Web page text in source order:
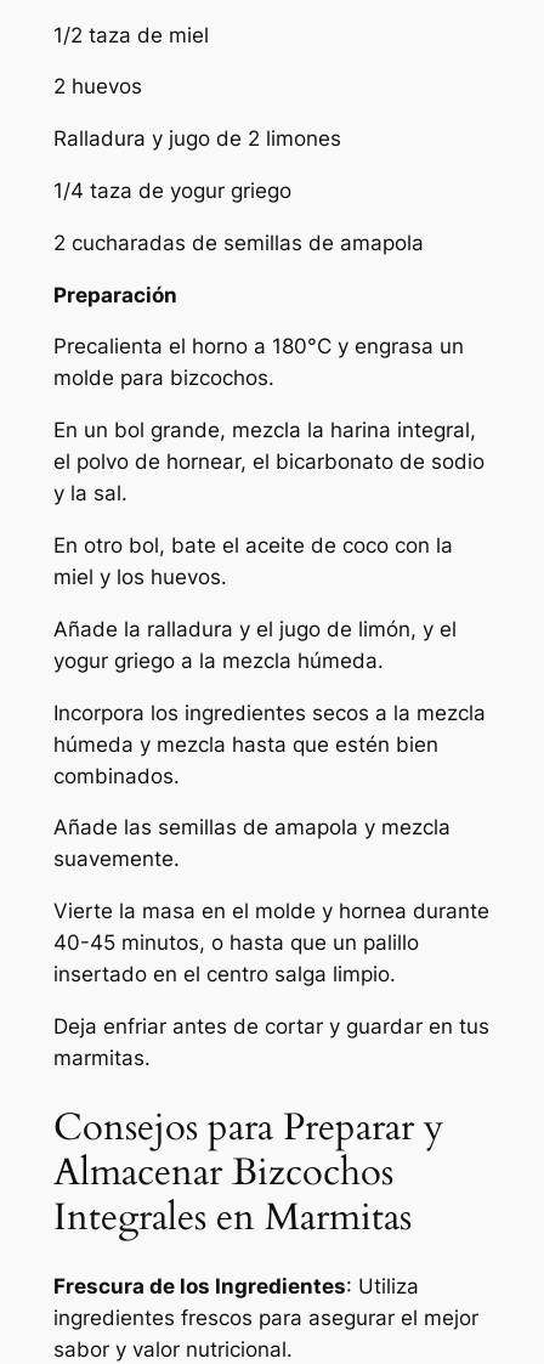
1/2 taza de miel
2 huevos
Ralladura y jugo de 2 limones
1/4 taza de yogur griego
2 cucharadas de semillas de amapola
Preparación
Precalienta el horno a 180°C y engrasa un
molde para bizcochos.
En un bol grande, mezcla la harina integral,
el polvo de hornear, el bicarbonato de sodio
y la sal.
En otro bol, bate el aceite de coco con la
miel y los huevos.
Añade la ralladura y el jugo de limón, y el
yogur griego a la mezcla húmeda.
Incorpora los ingredientes secos a la mezcla
húmeda y mezcla hasta que estén bien
combinados.
Añade las semillas de amapola y mezcla
suavemente.
Vierte la masa en el molde y hornea durante
40-45 minutos, o hasta que un palillo
insertado en el centro salga limpio.
Deja enfriar antes de cortar y guardar en tus
marmitas.
Consejos para Preparar y
Almacenar Bizcochos
Integrales en Marmitas
Frescura de los Ingredientes: Utiliza
ingredientes frescos para asegurar el mejor
sabor y valor nutricional.